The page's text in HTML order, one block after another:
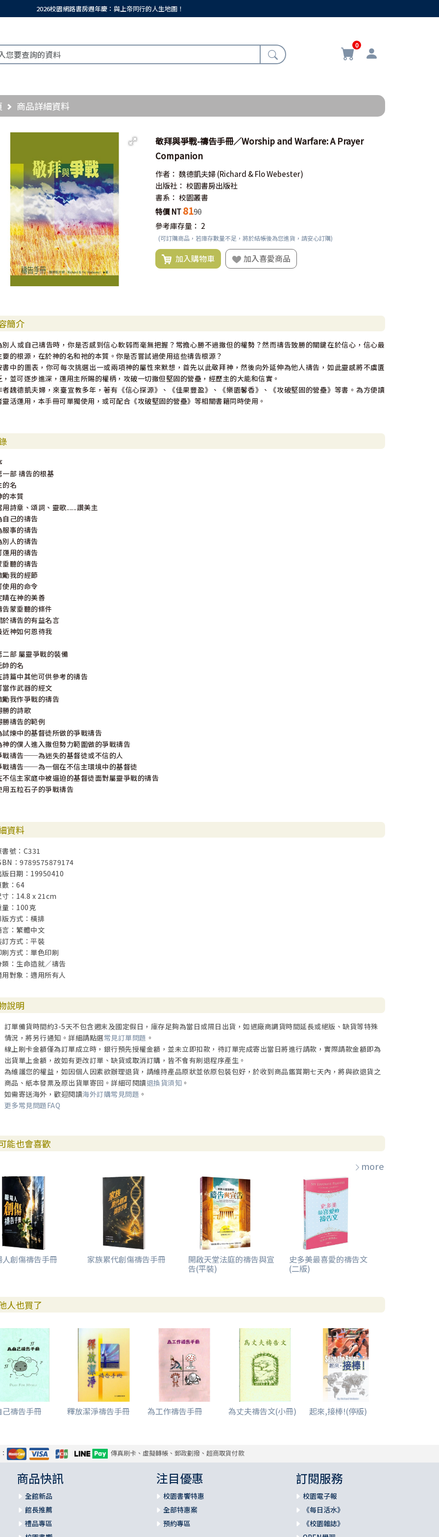
2026校園網路書房週年慶：與上帝同行的人生地圖！
0
商品詳細資料
敬拜與爭戰-禱告手冊／Worship and Warfare: A Prayer
Companion
作者： 魏德凱夫婦(Richard & Flo Webester)
出版社： 校園書房出版社
書系： 校園叢書
特價 NT8190
參考庫存量： 2
(可訂購商品，若庫存數量不足，將於結帳後為您進貨，請安心訂購)
加入購物車 加入喜愛商品
簡介
別人或自己禱告時，你是否感到信心軟弱而毫無把握？常擔心勝不過撒但的權勢？然而禱告致勝的關鍵在於信心，信心最
要的根源，在於神的名和祂的本質。你是否嘗試過使用這些禱告根源？
書中的圖表，你可每次挑選出一或兩項神的屬性來默想，首先以此敬拜神，然後向外延伸為他人禱告，如此靈感將不虞匱
，並可逐步進深，運用主所賜的權柄，攻破一切撒但堅固的營壘，經歷主的大能和信實。
者魏德凱夫婦，來臺宣教多年，著有《信心探源》、《佳果豐盈》、《樂園馨香》、《攻破堅固的營壘》等書。為方便讀
靈活運用，本手冊可單獨使用，或可配合《攻破堅固的營壘》等相關書籍同時使用。
一部 禱告的根基
的名
的本質
用詩章、頌詞、靈歌......讚美主
自己的禱告
服事的禱告
別人的禱告
運用的禱告
垂聽的禱告
勵我的經節
使用的命令
睛在神的美善
告蒙垂聽的條件
於禱告的有益名言
近神如何恩待我
二部 屬靈爭戰的裝備
帥的名
詩篇中其他可供參考的禱告
當作武器的經文
勵我作爭戰的禱告
勝的詩歌
勝禱告的範例
試煉中的基督徒所做的爭戰禱告
神的僕人進入撒但勢力範圍做的爭戰禱告
戰禱告──為迷失的基督徒或不信的人
戰禱告──為一個在不信主環境中的基督徒
不信主家庭中被逼迫的基督徒面對屬靈爭戰的禱告
用五粒石子的爭戰禱告
資料
書號：C331
：9789575879174
版日期：19950410
數：64
寸：14.8 x 21cm
量：100克
版方式：橫排
言：繁體中文
訂方式：平裝
刷方式：單色印刷
類：生命造就／禱告
用對象：適用所有人
說明
訂單備貨時間約3-5天不包含週末及國定假日，庫存足夠為當日或隔日出貨，如遇廠商調貨時間延長或絕版、缺貨等特殊
情況，將另行通知。詳細請點選常見訂單問題 。
線上刷卡金額僅為訂單成立時，銀行預先授權金額，並未立即扣款，待訂單完成寄出當日將進行請款，實際請款金額即為
出貨單上金額，故如有更改訂單、缺貨或取消訂購，皆不會有刷退程序產生。
為維護您的權益，如因個人因素欲辦理退貨，請維持產品原狀並依原包裝包好，於收到商品鑑賞期七天內，將與欲退貨之
商品、紙本發票及原出貨單寄回。詳細可閱讀退換貨須知 。
如需寄送海外，歡迎閱讀海外訂購常見問題 。
更多常見問題FAQ
能也會喜歡
more
人創傷禱告手冊 家族累代創傷禱告手冊 開啟天堂法庭的禱告與宣
告(平裝)
史多美最喜愛的禱告文
(二版)
人也買了
禱告手冊 釋放潔淨禱告手冊 為工作禱告手冊 為丈夫禱告文(小冊) 起來,接棒!(停版)
傳真刷卡、虛擬轉帳、郵政劃撥、超商取貨付款
商品快訊
全館新品
館長推薦
禮品專區
注目優惠
校園書饗特惠
全部特惠案
預約專區
訂閱服務
校園電子報
《每日活水》
《校園雜誌》